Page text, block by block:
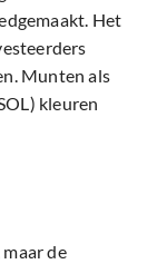
Het
Munten als
kleuren
de